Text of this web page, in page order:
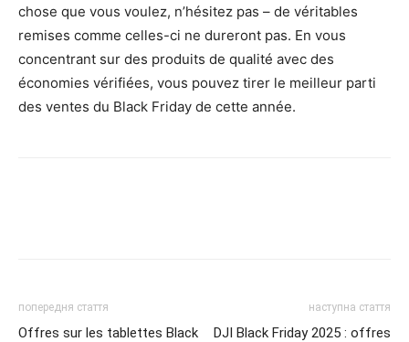
chose que vous voulez, n’hésitez pas – de véritables
remises comme celles-ci ne dureront pas. En vous
concentrant sur des produits de qualité avec des
économies vérifiées, vous pouvez tirer le meilleur parti
des ventes du Black Friday de cette année.
попередня стаття
Offres sur les tablettes Black
наступна стаття
DJI Black Friday 2025 : offres